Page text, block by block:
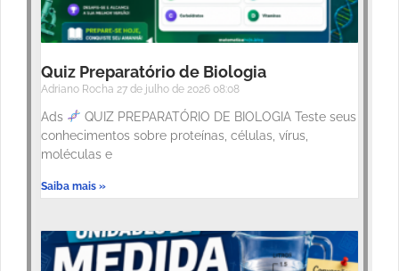
Quiz Preparatório de Biologia
Adriano Rocha 27 de julho de 2026 08:08
Ads
QUIZ PREPARATÓRIO DE BIOLOGIA Teste seus
conhecimentos sobre proteínas, células, vírus,
moléculas e
Saiba mais »